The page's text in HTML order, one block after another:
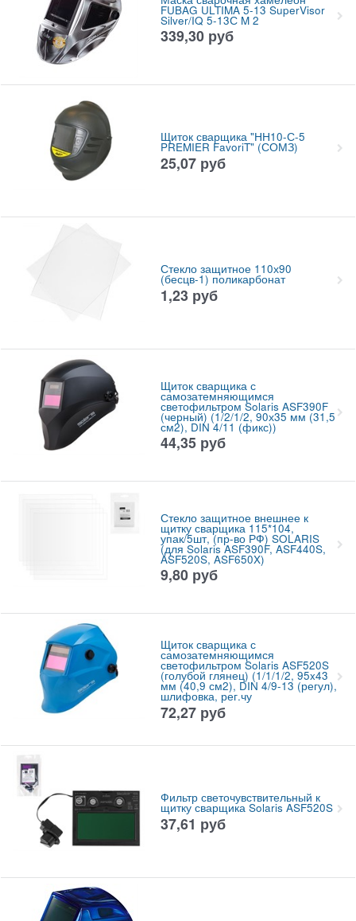
FUBAG ULTIMA 5-13 SuperVisor
Silver/IQ 5-13С M 2
339,30 руб
Щиток сварщика "НН10-С-5
PREMIER FavoriT" (СОМЗ)
25,07 руб
Стекло защитное 110х90
(бесцв-1) поликарбонат
1,23 руб
Щиток сварщика с
самозатемняющимся
светофильтром Solaris ASF390F
(черный) (1/2/1/2, 90х35 мм (31,5
см2), DIN 4/11 (фикс))
44,35 руб
Стекло защитное внешнее к
щитку сварщика 115*104,
упак/5шт, (пр-во РФ) SOLARIS
(для Solaris ASF390F, ASF440S,
ASF520S, ASF650X)
9,80 руб
Щиток сварщика с
самозатемняющимся
светофильтром Solaris ASF520S
(голубой глянец) (1/1/1/2, 95x43
мм (40,9 см2), DIN 4/9-13 (регул),
шлифовка, рег.чу
72,27 руб
Фильтр светочувствительный к
щитку сварщика Solaris ASF520S
37,61 руб